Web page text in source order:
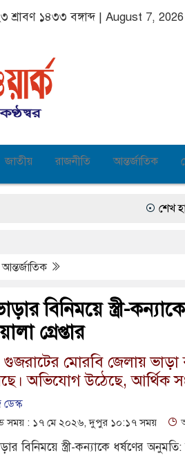
শ্রাবণ ১৪৩৩ বঙ্গাব্দ | August 7, 2026
জাতীয় রাজনীতি আন্তর্জাতিক
শেখ হাসিনার
আন্তর্জাতিক
বিনিময়ে স্ত্রী-
গ্রেপ্তার
মোরবি জেলায় ভাড়া
অভিযোগ উঠেছে, আর্থিক
: ১৭ মে ২০২৬, দুপুর ১০:১৭ সময়